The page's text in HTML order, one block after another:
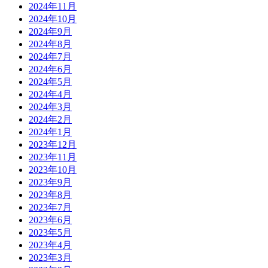
2024年11月
2024年10月
2024年9月
2024年8月
2024年7月
2024年6月
2024年5月
2024年4月
2024年3月
2024年2月
2024年1月
2023年12月
2023年11月
2023年10月
2023年9月
2023年8月
2023年7月
2023年6月
2023年5月
2023年4月
2023年3月